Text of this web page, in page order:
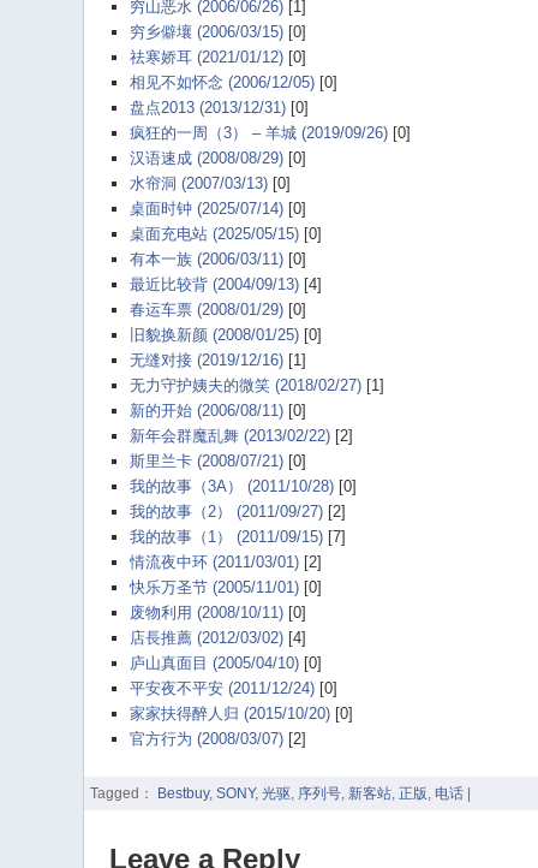
穷山恶水 (2006/06/26)[1]
穷乡僻壤 (2006/03/15)[0]
祛寒娇耳 (2021/01/12)[0]
相见不如怀念 (2006/12/05)[0]
盘点2013 (2013/12/31)[0]
疯狂的一周（3） – 羊城 (2019/09/26)[0]
汉语速成 (2008/08/29)[0]
水帘洞 (2007/03/13)[0]
桌面时钟 (2025/07/14)[0]
桌面充电站 (2025/05/15)[0]
有本一族 (2006/03/11)[0]
最近比较背 (2004/09/13)[4]
春运车票 (2008/01/29)[0]
旧貌换新颜 (2008/01/25)[0]
无缝对接 (2019/12/16)[1]
无力守护姨夫的微笑 (2018/02/27)[1]
新的开始 (2006/08/11)[0]
新年会群魔乱舞 (2013/02/22)[2]
斯里兰卡 (2008/07/21)[0]
我的故事（3A） (2011/10/28)[0]
我的故事（2） (2011/09/27)[2]
我的故事（1） (2011/09/15)[7]
情流夜中环 (2011/03/01)[2]
快乐万圣节 (2005/11/01)[0]
废物利用 (2008/10/11)[0]
店長推薦 (2012/03/02)[4]
庐山真面目 (2005/04/10)[0]
平安夜不平安 (2011/12/24)[0]
家家扶得醉人归 (2015/10/20)[0]
官方行为 (2008/03/07)[2]
Tagged： Bestbuy, SONY, 光驱, 序列号, 新客站, 正版, 电话 |
Leave a Reply